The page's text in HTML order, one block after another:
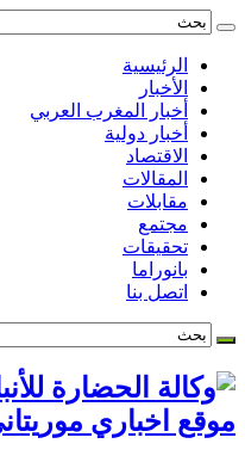
الرئيسية
الأخبار
أخبار المغرب العربي
أخبار دولية
الاقتصاد
المقالات
مقابلات
مجتمع
تحقيقات
بانوراما
اتصل بنا
موقع اخباري